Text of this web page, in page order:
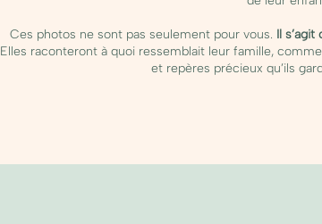
Ces photos ne sont pas seulement pour vous. Il
Elles raconteront à quoi ressemblait leur famille,
et repères précieux qu’ils